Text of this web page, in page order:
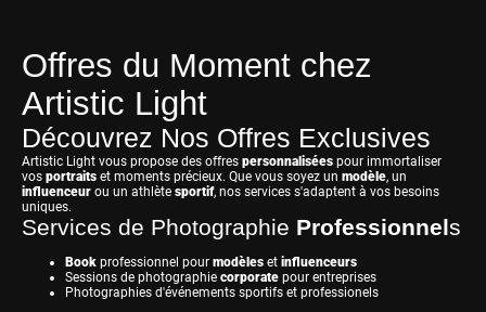
Offres du Moment chez
Artistic Light
Découvrez Nos Offres Exclusives
Artistic Light vous propose des offres personnalisées pour immortaliser
vos portraits et moments précieux. Que vous soyez un modèle, un
influenceur ou un athlète sportif, nos services s'adaptent à vos besoins
uniques.
Services de Photographie Professionnels
Book professionnel pour modèles et influenceurs
Sessions de photographie corporate pour entreprises
Photographies d'événements sportifs et professionels